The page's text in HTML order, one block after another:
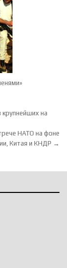
крупнейших на
НАТО на фоне
Китая и КНДР →